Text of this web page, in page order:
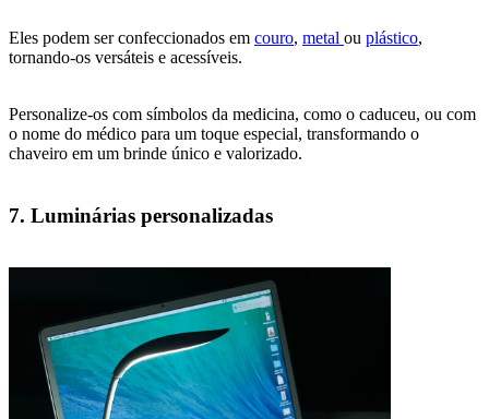
Eles podem ser confeccionados em couro, metal ou plástico,
tornando-os versáteis e acessíveis.
Personalize-os com símbolos da medicina, como o caduceu, ou com
o nome do médico para um toque especial, transformando o
chaveiro em um brinde único e valorizado.
7. Luminárias personalizadas